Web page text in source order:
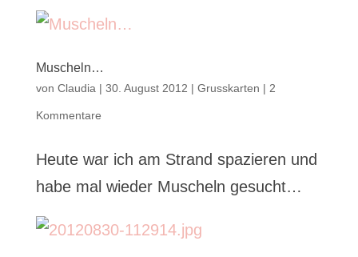
Muscheln…
von Claudia | 30. August 2012 | Grusskarten | 2
Kommentare
Heute war ich am Strand spazieren und
habe mal wieder Muscheln gesucht…